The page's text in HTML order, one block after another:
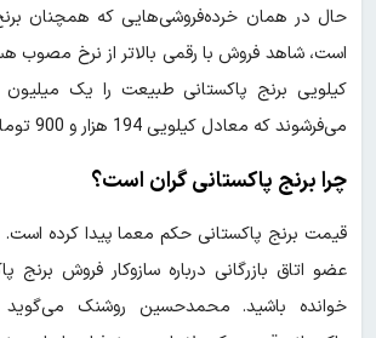
حال در همان خرده‌فروشی‌هایی که همچنان
می‌فرشوند که معادل کیلویی 194 هزار و 900 تومان است.
چرا برنج پاکستانی گران است؟
قیمت برنج پاکستانی حکم معما پیدا کرده
عضو اتاق بازرگانی درباره سازوکار فروش برنج
خوانده باشید. محمدحسین روشنک